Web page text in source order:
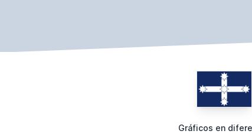
Gráficos en